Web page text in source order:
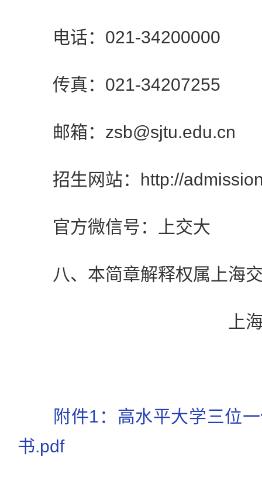
电话：021-34200000
传真：021-34207255
邮箱：zsb@sjtu.edu.cn
招生网站：http://
官方微信号：上交大
八、本简章解释权属上海交
上
附件1：高水平大学三位
书.pdf